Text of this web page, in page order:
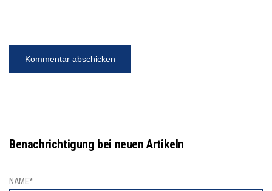
Benachrichtigung bei neuen Artikeln
NAME*